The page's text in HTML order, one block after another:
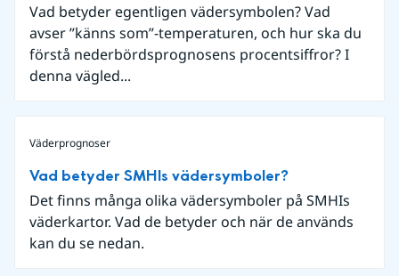
Vad betyder egentligen vädersymbolen? Vad
avser ”känns som”-temperaturen, och hur ska du
förstå nederbördsprognosens procentsiffror? I
denna vägled...
Väderprognoser
Vad betyder SMHIs vädersymboler?
Det finns många olika vädersymboler på SMHIs
väderkartor. Vad de betyder och när de används
kan du se nedan.